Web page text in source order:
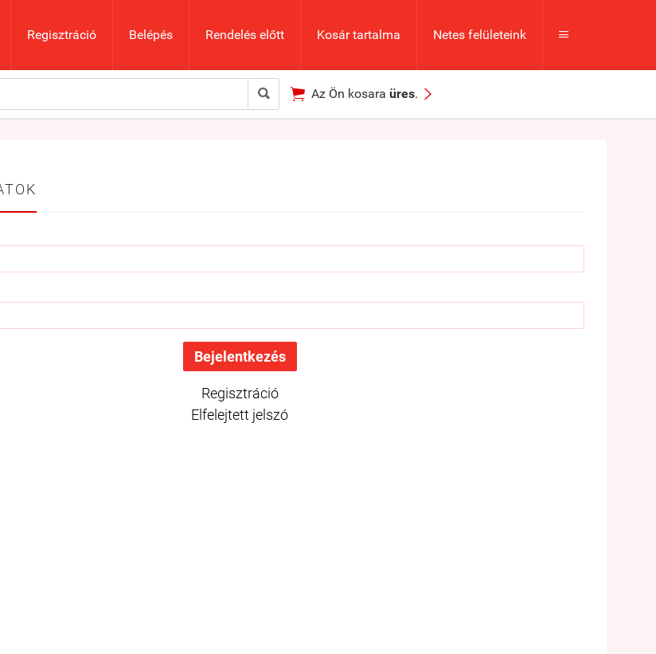
Regisztráció Belépés Rendelés előtt Kosár tartalma Netes felületeink 
  Az Ön kosara üres. 
Regisztráció
Elfelejtett jelszó